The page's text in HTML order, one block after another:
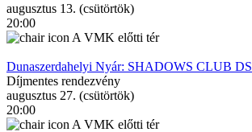
augusztus 13. (csütörtök)
20:00
A VMK előtti tér
Dunaszerdahelyi Nyár: SHADOWS CLUB DS
Díjmentes rendezvény
augusztus 27. (csütörtök)
20:00
A VMK előtti tér